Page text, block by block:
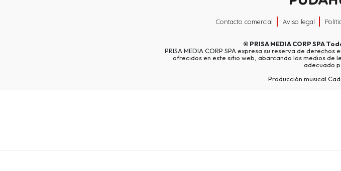
Contacto comercial Aviso legal
© PRISA MEDIA CORP SPA
PRISA MEDIA CORP SPA expresa su reserva de
ofrecidos en este sitio web, abarcando los medios de
adecuado
Producción musical